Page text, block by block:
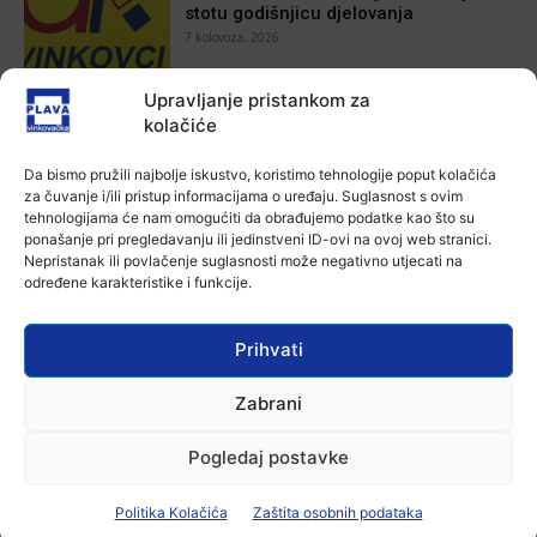
Upravljanje pristankom za
kolačiće
Da bismo pružili najbolje iskustvo, koristimo tehnologije poput kolačića
za čuvanje i/ili pristup informacijama o uređaju. Suglasnost s ovim
tehnologijama će nam omogućiti da obrađujemo podatke kao što su
ponašanje pri pregledavanju ili jedinstveni ID-ovi na ovoj web stranici.
Nepristanak ili povlačenje suglasnosti može negativno utjecati na
određene karakteristike i funkcije.
Prihvati
Zabrani
Pogledaj postavke
Politika Kolačića Zaštita osobnih podataka
stotu godišnjicu djelovanja
7 kolovoza, 2026
Aktualno
Za dva tjedna započinje još jedna
7 kolovoza, 2026
Aktualno
U Županji održana Ljetna škola magije
7 kolovoza, 2026
Zbog niskog vodostaja otežana
plovidba na Dunavu